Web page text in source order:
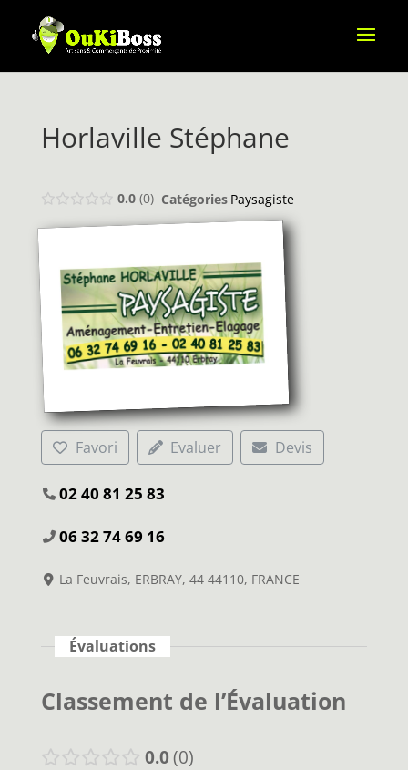
Horlaville Stéphane
0.0 0 Catégories Paysagiste
Favori Evaluer Devis
02 40 81 25 83
06 32 74 69 16
La Feuvrais, ERBRAY, 44 44110, FRANCE
Évaluations
Classement de l’Évaluation
0.0 0